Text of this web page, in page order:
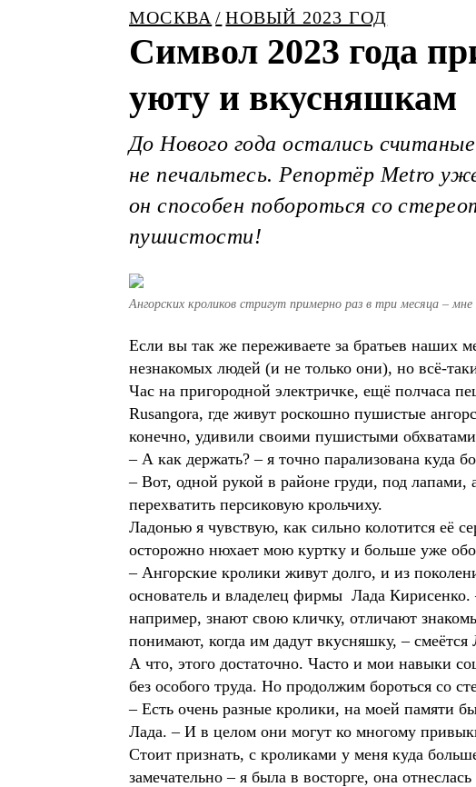
МОСКВА НОВЫЙ 2023 ГОД
Символ 2023 года
уюту и вкусняшкам
До Нового года остались
не печальтесь. Репортёр Metro
он способен побороться со
пушистости!
Ангорских кроликов стригут примерно раз в три месяца –
Если вы так же переживаете за братьев наших
незнакомых людей (и не только они), но всё-
Час на пригородной электричке, ещё полчаса
Rusangora, где живут роскошно пушистые
конечно, удивили своими пушистыми
– А как держать? – я точно парализована куда
– Вот, одной рукой в районе груди, под
перехватить персиковую крольчиху.
Ладонью я чувствую, как сильно колотится её
осторожно нюхает мою куртку и больше уже
– Ангорские кролики живут долго, и из
основатель и владелец фирмы Лада
например, знают свою кличку, отличают
понимают, когда им дадут вкусняшку, – смеётся
А что, этого достаточно. Часто и мои навыки
без особого труда. Но продолжим бороться со
– Есть очень разные кролики, на моей памяти
Лада. – И в целом они могут ко многому
Стоит признать, с кроликами у меня куда
замечательно – я была в восторге, она